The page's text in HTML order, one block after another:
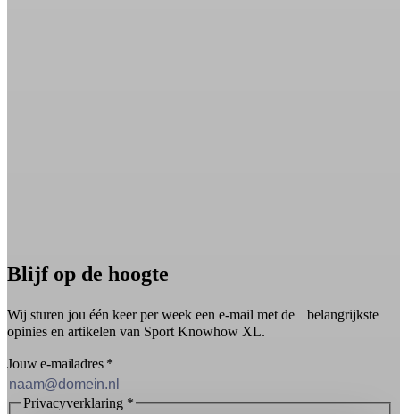
Blijf op de hoogte
Wij sturen jou één keer per week een e-mail met de belangrijkste
opinies en artikelen van Sport Knowhow XL.
Jouw e-mailadres *
Privacyverklaring *